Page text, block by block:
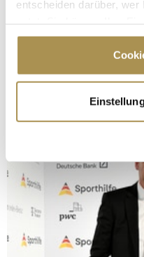
entscheiden darüber,
Cookie-Erklärung oder
Trigger Symbol ändern
Informationen
erfassen, welche bis
bestimmten
Erfahren Sie mehr
verarbeitet werden, und
Abschnitt Einzelheiten